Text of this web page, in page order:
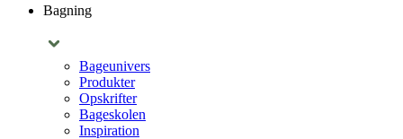
Bagning
Bageunivers
Produkter
Opskrifter
Bageskolen
Inspiration